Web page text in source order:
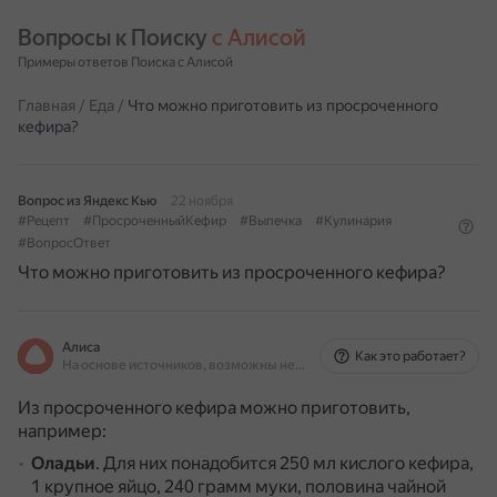
Вопросы к Поиску с Алисой
Примеры ответов Поиска с Алисой
Главная / Еда / Что можно приготовить из просроченного
кефира?
Вопрос из Яндекс Кью
22 ноября
#Рецепт
#ПросроченныйКефир #Выпечка
#Кулинария
#ВопросОтвет
Что можно приготовить из просроченного кефира?
Алиса
На основе источников, возможны неточности
Как это работает?
Из просроченного кефира можно приготовить,
например:
Оладьи. Для них понадобится 250 мл кислого кефира,
1 крупное яйцо, 240 грамм муки, половина чайной